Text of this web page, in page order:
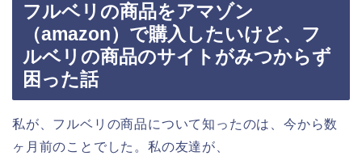
フルベリの商品をアマゾン
（amazon）で購入したいけど、フ
ルベリの商品のサイトがみつからず
困った話
私が、フルベリの商品について知ったのは、今から数
ヶ月前のことでした。私の友達が、